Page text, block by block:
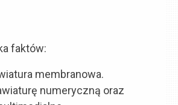
faktów:
membranowa.
numeryczną oraz